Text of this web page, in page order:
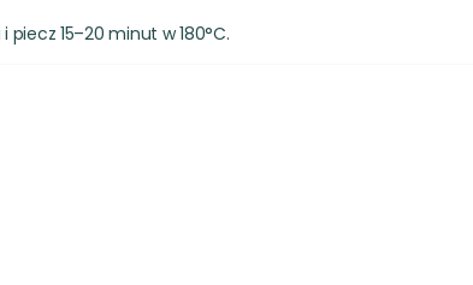
15–20 minut w 180°C.